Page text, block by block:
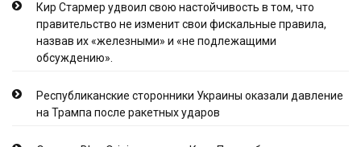
Кир Стармер удвоил свою настойчивость в том, что
правительство не изменит свои фискальные правила,
назвав их «железными» и «не подлежащими
обсуждению».
Республиканские сторонники Украины оказали давление
на Трампа после ракетных ударов